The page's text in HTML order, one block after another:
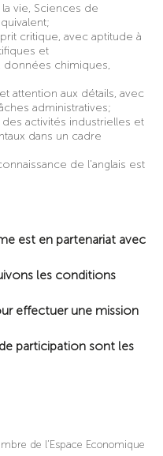
vie, Sciences de
critique, avec aptitude à
et
données chimiques,
attention aux détails, avec
administratives;
activités industrielles et
dans un cadre
de l’anglais est
est en partenariat avec
les conditions
effectuer une mission
participation sont les
de l’Espace Economique